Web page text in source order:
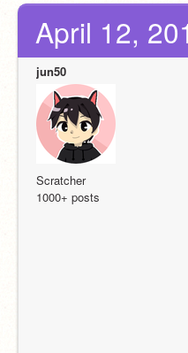
April 12,
jun50
Scratcher
1000+ posts